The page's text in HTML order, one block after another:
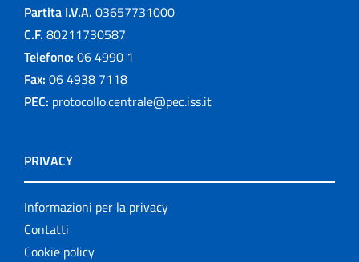
Partita I.V.A. 03657731000
C.F. 80211730587
Telefono: 06 4990 1
Fax: 06 4938 7118
PEC: protocollo.centrale@pec.iss.it
PRIVACY
Informazioni per la privacy
Contatti
Cookie policy